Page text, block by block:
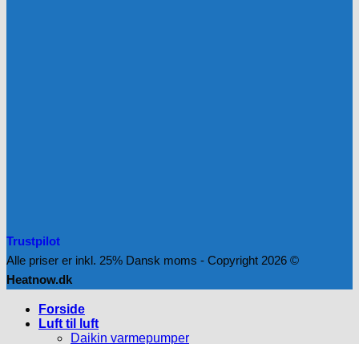
Trustpilot
Alle priser er inkl. 25% Dansk moms - Copyright 2026 ©
Heatnow.dk
Forside
Luft til luft
Daikin varmepumper